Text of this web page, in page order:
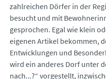
zahlreichen Dörfer in der
besucht und mit
gesprochen. Egal wie klein
eigenen Artikel bekommen,
Entwicklungen und
wird ein anderes Dorf unter
nach...?“ vorgestellt,